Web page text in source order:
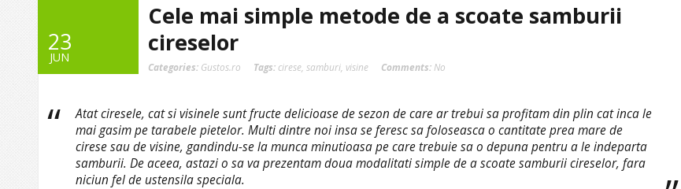
23
JUN
Cele mai simple metode de a scoate samburii
cireselor
Categories: Gustos.ro Tags: cirese samburi visine Comments: No
Atat ciresele, cat si visinele sunt fructe delicioase de sezon de care ar trebui sa profitam din plin cat inca le
mai gasim pe tarabele pietelor. Multi dintre noi insa se feresc sa foloseasca o cantitate prea mare de
cirese sau de visine, gandindu-se la munca minutioasa pe care trebuie sa o depuna pentru a le indeparta
samburii. De aceea, astazi o sa va prezentam doua modalitati simple de a scoate samburii cireselor, fara
niciun fel de ustensila speciala.